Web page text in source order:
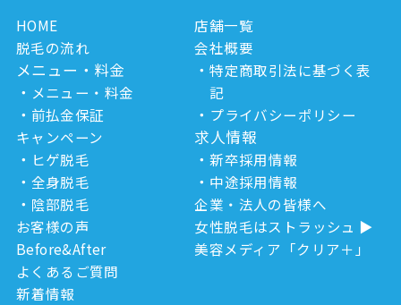
HOME
脱毛の流れ
メニュー・料金
メニュー・料金
前払金保証
キャンペーン
ヒゲ脱毛
全身脱毛
陰部脱毛
お客様の声
Before&After
よくあるご質問
新着情報
店舗一覧
会社概要
特定商取引法に基づく表
記
プライバシーポリシー
求人情報
新卒採用情報
中途採用情報
企業・法人の皆様へ
女性脱毛はストラッシュ
美容メディア「クリア＋」